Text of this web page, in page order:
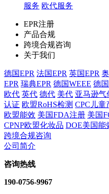
服务 欧代服务
EPR注册
产品合规
跨境合规咨询
关于我们
德国EPR 法国EPR 英国EPR
EPR 瑞典EPR 德国WEEE 德
欧代 英代 德代 美代 亚马逊气
认证 欧盟RoHS检测 CPC儿童
欧盟能效 美国FDA注册 美国
CPNP欧盟化妆品 DOE美国能
跨境合规咨询
公司简介
咨询热线
190-0756-9967